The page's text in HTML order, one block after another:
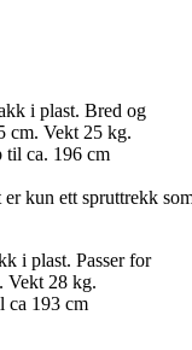
i plast. Bred og
cm. Vekt 25 kg.
til ca. 196 cm
passer denne
i plast. Passer for
Vekt 28 kg.
193 cm